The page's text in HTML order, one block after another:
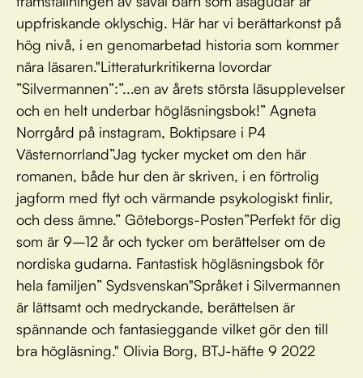
uppfriskande oklyschig. Här har vi berättarkonst på
hög nivå, i en genomarbetad historia som kommer
nära läsaren."Litteraturkritikerna lovordar
”Silvermannen”:”...en av årets största läsupplevelser
och en helt underbar högläsningsbok!” Agneta
Norrgård på instagram, Boktipsare i P4
Västernorrland”Jag tycker mycket om den här
romanen, både hur den är skriven, i en förtrolig
jagform med flyt och värmande psykologiskt finlir,
och dess ämne.” Göteborgs-Posten”Perfekt för dig
som är 9–12 år och tycker om berättelser om de
nordiska gudarna. Fantastisk högläsningsbok för
hela familjen” Sydsvenskan"Språket i Silvermannen
är lättsamt och medryckande, berättelsen är
spännande och fantasieggande vilket gör den till
bra högläsning." Olivia Borg, BTJ-häfte 9 2022